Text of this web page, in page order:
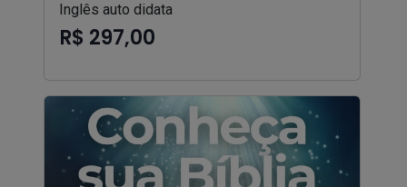
Inglês auto didata
R$ 297,00